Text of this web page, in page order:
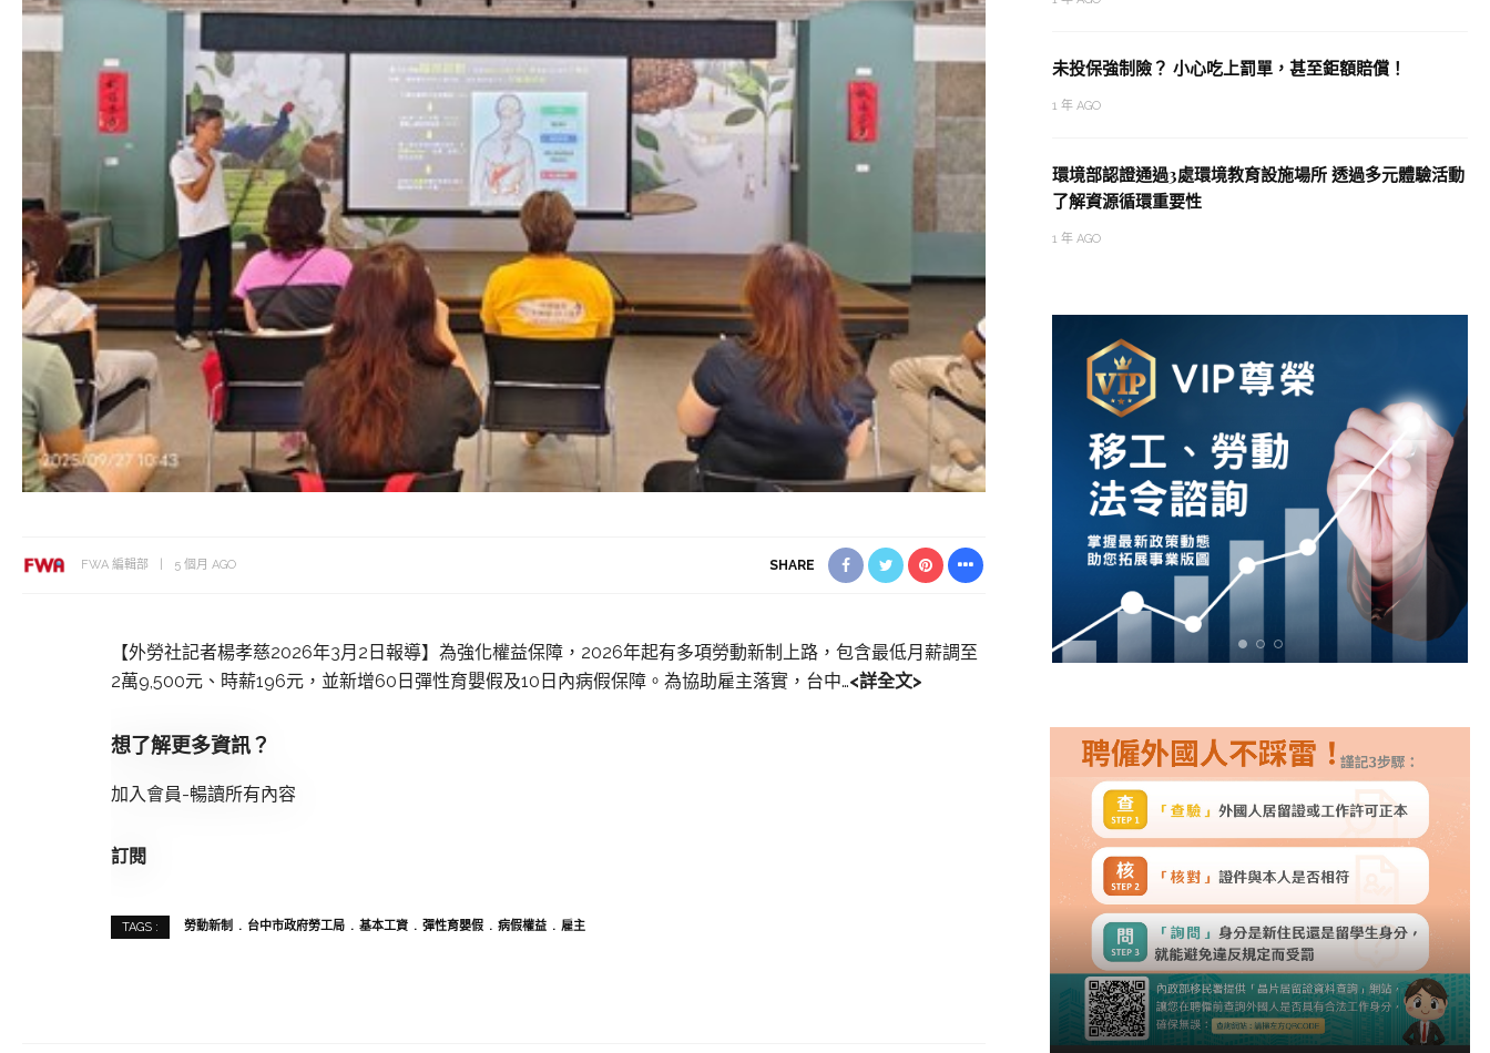
FWA 編輯部 5 個月 AGO SHARE
【外勞社記者楊孝慈2026年3月2日報導】為強化權益保障，2026年起有多項勞動新制上路，包含最低月薪調至
2萬9,500元、時薪196元，並新增60日彈性育嬰假及10日內病假保障。為協助雇主落實，台中…<詳全文>
想了解更多資訊？
加入會員-暢讀所有內容
訂閱
TAGS : 勞動新制 台中市政府勞工局 基本工資 彈性育嬰假 病假權益 雇主
未投保強制險？ 小心吃上罰單，甚至鉅額賠償！
1 年 AGO
環境部認證通過3處環境教育設施場所 透過多元體驗活動
了解資源循環重要性
1 年 AGO